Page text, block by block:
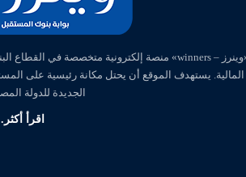
المالية. يستهدف الموقع أن يحتل مكانة رئيسية على
الجديدة للدولة
اقرأ